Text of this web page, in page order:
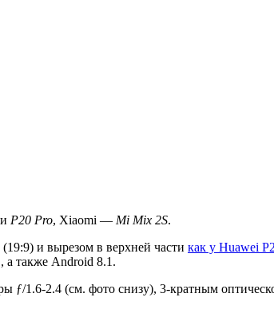
и P20 Pro, Xiaomi — Mi Mix 2S.
и вырезом в верхней части как у Huawei
а также Android 8.1.
ƒ/1.6-2.4 (см. фото снизу), 3-кратным